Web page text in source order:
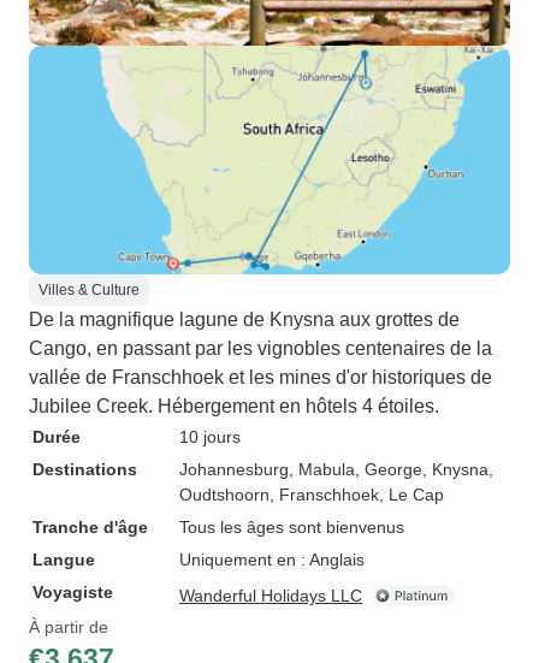
Villes & Culture
De la magnifique lagune de Knysna aux grottes de
Cango, en passant par les vignobles centenaires de la
vallée de Franschhoek et les mines d'or historiques de
Jubilee Creek. Hébergement en hôtels 4 étoiles.
Durée
10 jours
Destinations
Johannesburg , Mabula , George , Knysna
Oudtshoorn , Franschhoek , Le Cap
Tranche d'âge
Tous les âges sont bienvenus
Langue
Uniquement en : Anglais
Voyagiste
Wanderful Holidays LLC
À partir de